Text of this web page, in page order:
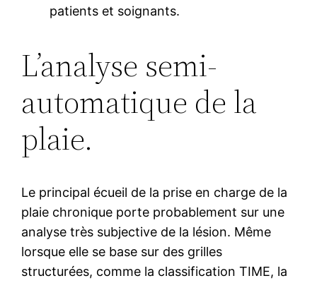
patients et soignants.
L’analyse semi-
automatique de la
plaie.
Le principal écueil de la prise en charge de la
plaie chronique porte probablement sur une
analyse très subjective de la lésion. Même
lorsque elle se base sur des grilles
structurées, comme la classification TIME, la